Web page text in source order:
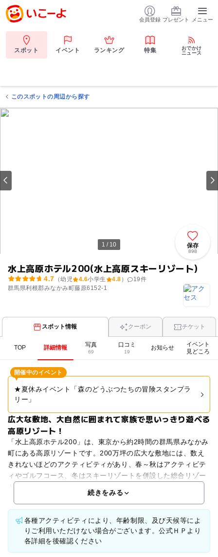
会員登録 プレゼント メニュー
スポット イベント ランキング 特集
おでかけ
ニュース
このスポットの周辺から探す
1 / 10
水上高原ホテル200(水上高原スキーリゾート)
4.7 （幼児 4.6小学生 4.8 ） 19件
群馬県利根郡みなかみ町藤原6152-1
保存
898
スポット情報 クーポン チケット
TOP 詳細情報 写真
69
口コミ
19
お知らせ
イベント
見どころ
★夏休みイベント「森のどうぶつたちの冒険スタンプラ
リー」
開催中のイベント
広大な敷地、大自然に囲まれて家族で思いっきり遊べる
高原リゾート！
「水上高原ホテル200」は、東京から約2時間の群馬県みなかみ
町にある高原リゾートです。200万坪の広大な敷地には、数え
きれないほどのアクティビティがあり、春～秋はアクティビテ
ィやゴルフコース、冬はスキーリゾートを併設した総合リゾー
続きをみる
各種アクティビティにより、年齢制限、及び天候等によ
りご利用いただけない場合がございます。公式ＨＰより
各詳細を後確認ください